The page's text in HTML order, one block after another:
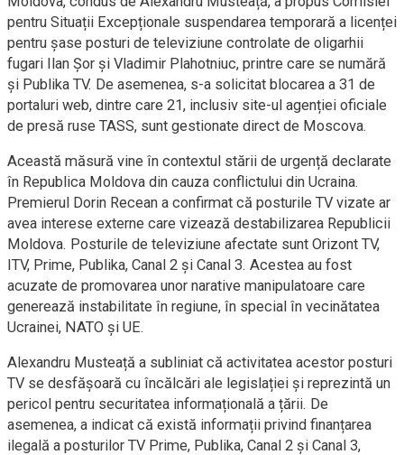
pentru Situații Excepționale suspendarea temporară a licenței
pentru șase posturi de televiziune controlate de oligarhii
fugari Ilan Șor și Vladimir Plahotniuc, printre care se numără
și Publika TV. De asemenea, s-a solicitat blocarea a 31 de
portaluri web, dintre care 21, inclusiv site-ul agenției oficiale
de presă ruse TASS, sunt gestionate direct de Moscova.
Această măsură vine în contextul stării de urgență declarate
în Republica Moldova din cauza conflictului din Ucraina.
Premierul Dorin Recean a confirmat că posturile TV vizate ar
avea interese externe care vizează destabilizarea Republicii
Moldova. Posturile de televiziune afectate sunt Orizont TV,
ITV, Prime, Publika, Canal 2 și Canal 3. Acestea au fost
acuzate de promovarea unor narative manipulatoare care
generează instabilitate în regiune, în special în vecinătatea
Ucrainei, NATO și UE.
Alexandru Musteață a subliniat că activitatea acestor posturi
TV se desfășoară cu încălcări ale legislației și reprezintă un
pericol pentru securitatea informațională a țării. De
asemenea, a indicat că există informații privind finanțarea
ilegală a posturilor TV Prime, Publika, Canal 2 și Canal 3,